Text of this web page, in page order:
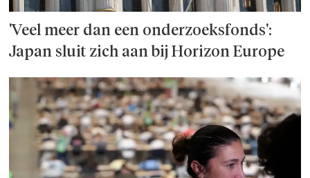
'Veel meer dan een onderzoeks­fonds':
Japan sluit zich aan bij Horizon Europe